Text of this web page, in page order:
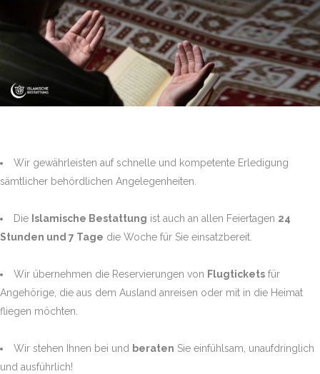
Wir gewährleisten auf schnelle und kompetente Erledigung
sämtlicher behördlichen Angelegenheiten.
Die Islamische Bestattung ist auch an allen Feiertagen 24
Stunden und 7 Tage die Woche für Sie einsatzbereit.
Wir übernehmen die Reservierungen von Flugtickets für
Angehörige, die aus dem Ausland anreisen oder mit in die Heimat
fliegen möchten.
Wir stehen Ihnen bei und beraten Sie einfühlsam, unaufdringlich
und ausführlich!